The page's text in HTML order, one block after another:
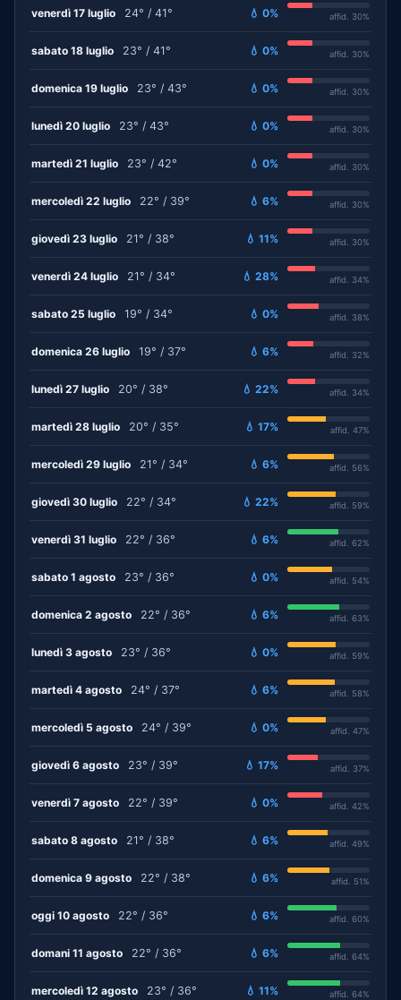
venerdì 17 luglio 24° / 41° 💧 0% affid. 30%
sabato 18 luglio 23° / 41° 💧 0% affid. 30%
domenica 19 luglio 23° / 43° 💧 0% affid. 30%
lunedì 20 luglio 23° / 43° 💧 0% affid. 30%
martedì 21 luglio 23° / 42° 💧 0% affid. 30%
mercoledì 22 luglio 22° / 39° 💧 6% affid. 30%
giovedì 23 luglio 21° / 38° 💧 11% affid. 30%
venerdì 24 luglio 21° / 34° 💧 28% affid. 34%
sabato 25 luglio 19° / 34° 💧 0% affid. 38%
domenica 26 luglio 19° / 37° 💧 6% affid. 32%
lunedì 27 luglio 20° / 38° 💧 22% affid. 34%
martedì 28 luglio 20° / 35° 💧 17% affid. 47%
mercoledì 29 luglio 21° / 34° 💧 6% affid. 56%
giovedì 30 luglio 22° / 34° 💧 22% affid. 59%
venerdì 31 luglio 22° / 36° 💧 6% affid. 62%
sabato 1 agosto 23° / 36° 💧 0% affid. 54%
domenica 2 agosto 22° / 36° 💧 6% affid. 63%
lunedì 3 agosto 23° / 36° 💧 0% affid. 59%
martedì 4 agosto 24° / 37° 💧 6% affid. 58%
mercoledì 5 agosto 24° / 39° 💧 0% affid. 47%
giovedì 6 agosto 23° / 39° 💧 17% affid. 37%
venerdì 7 agosto 22° / 39° 💧 0% affid. 42%
sabato 8 agosto 21° / 38° 💧 6% affid. 49%
domenica 9 agosto 22° / 38° 💧 6% affid. 51%
oggi 10 agosto 22° / 36° 💧 6% affid. 60%
domani 11 agosto 22° / 36° 💧 6% affid. 64%
mercoledì 12 agosto 23° / 36° 💧 11% affid. 64%